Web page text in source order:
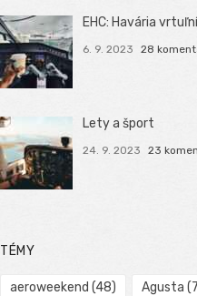
EHC: Havária
6. 9. 2023 28
Lety a šport
24. 9. 2023 23
TÉMY
aeroweekend (48) Agusta